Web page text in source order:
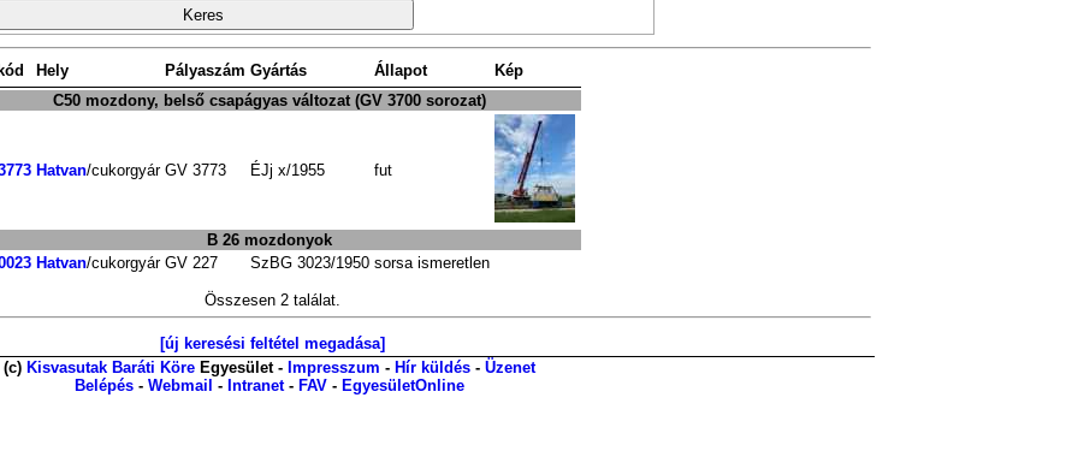
Hely Pályaszám Gyártás Állapot
Kép
C50 mozdony, belső csapágyas változat (GV 3700 sorozat)
Hatvan/cukorgyár GV 3773 ÉJj x/1955 fut
B 26 mozdonyok
Hatvan/cukorgyár GV 227 SzBG 3023/1950 sorsa ismeretlen
Összesen 2 találat.
[új keresési feltétel megadása]
(c) Kisvasutak Baráti Köre Egyesület - Impresszum - Hír küldés - Üzenet
Belépés - Webmail - Intranet- FAV - EgyesületOnline